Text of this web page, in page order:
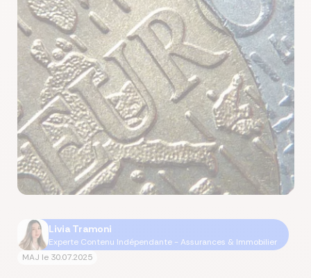
Livia Tramoni
Experte Contenu Indépendante - Assurances & Immobilier
MAJ le 30.07.2025